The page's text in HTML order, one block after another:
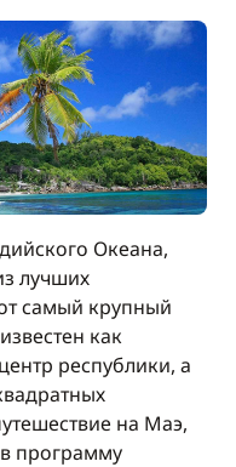
Включено в стоимость
в стоимость
Включено в стоимость
Включено в стоимость
—
в стоимость
—
Океана,
лучших
самый крупный
как
республики, а
на Маэ,
программу